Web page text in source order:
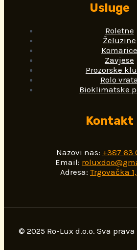
Usluge
Roletne
Želuzine
Komarice
Zavjese
Prozorske
Rolo vrata
Bioklimatske
Kontakt
Nazovi nas: +387 63
Email:
Adresa: Trgovačka
© 2025 Ro-Lux d.o.o. Sva